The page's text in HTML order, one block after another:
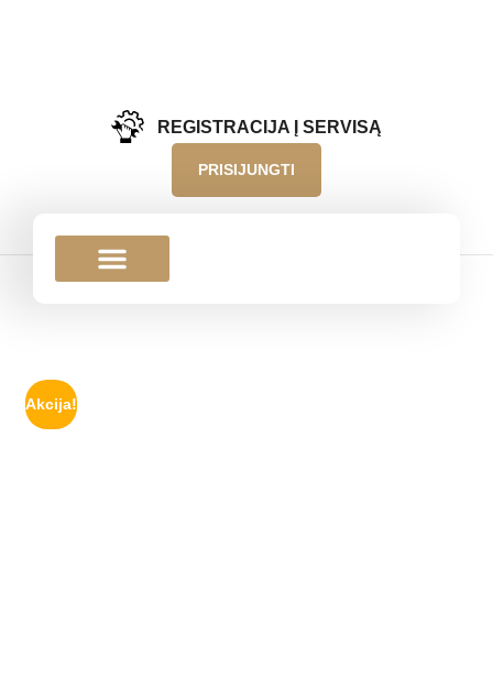
REGISTRACIJA Į SERVISĄ
PRISIJUNGTI
Akcija!